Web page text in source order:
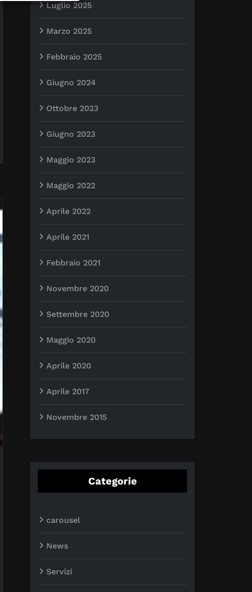
Luglio 2025
Marzo 2025
Febbraio 2025
Giugno 2024
Ottobre 2023
Giugno 2023
Maggio 2023
Maggio 2022
Aprile 2022
Aprile 2021
Febbraio 2021
Novembre 2020
Settembre 2020
Maggio 2020
Aprile 2020
Aprile 2017
Novembre 2015
Categorie
carousel
News
Servizi